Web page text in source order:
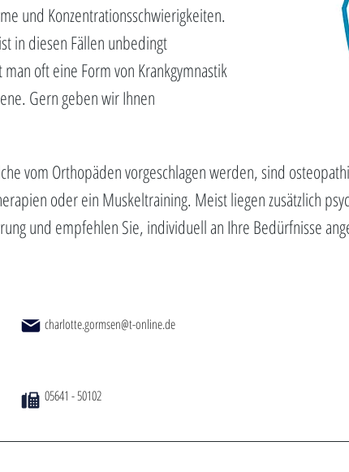
und Konzentrationsschwierigkeiten.
in diesen Fällen unbedingt
oft eine Form von Krankgymnastik
Gern geben wir Ihnen
vom Orthopäden vorgeschlagen werden, sind
oder ein Muskeltraining. Meist liegen zusätzlich
und empfehlen Sie, individuell an Ihre Bedürfnisse
charlotte.gormsen@t-online.de
05641 - 50102